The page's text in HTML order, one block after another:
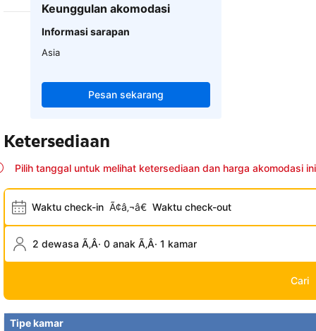
Keunggulan akomodasi
Informasi sarapan
Asia
Pesan sekarang
Ketersediaan
Pilih tanggal untuk melihat ketersediaan dan harga akomodasi ini
Waktu check-in Ã¢â‚¬â€ Waktu check-out
2 dewasa Ã‚Â· 0 anak Ã‚Â· 1 kamar
Cari
Tipe kamar